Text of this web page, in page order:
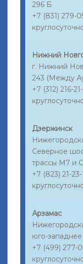
296 Б
+7 (831) 279-
Нижний
г. Нижний
243 (Между
+7 (312) 216-
Дзержинск
Северное
трассы М7 и
+7 (823) 21-
Арзамас
юго-
+7 (499) 277-